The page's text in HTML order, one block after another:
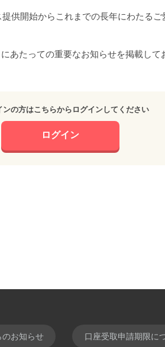
供開始からこれまでの長年にわたる
あたっての重要なお知らせを掲載して
ンの方はこちらからログインしてください
ログイン
のお知らせ 口座受取申請期限に